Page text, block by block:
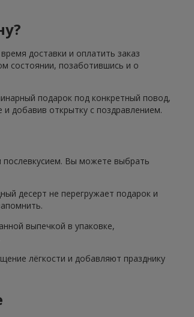
доставки и оплатить заказ
состоянии, позаботившись и о
подарок под конкретный повод,
добавив открытку с поздравлением.
Вы можете выбрать
десерт не перегружает подарок и
выпечкой в упаковке,
лёгкости и добавляют празднику